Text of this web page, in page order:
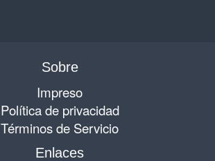
Sobre
Impreso
Política de privacidad
Términos de Servicio
Enlaces